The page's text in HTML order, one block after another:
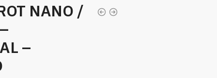
NANO /
–